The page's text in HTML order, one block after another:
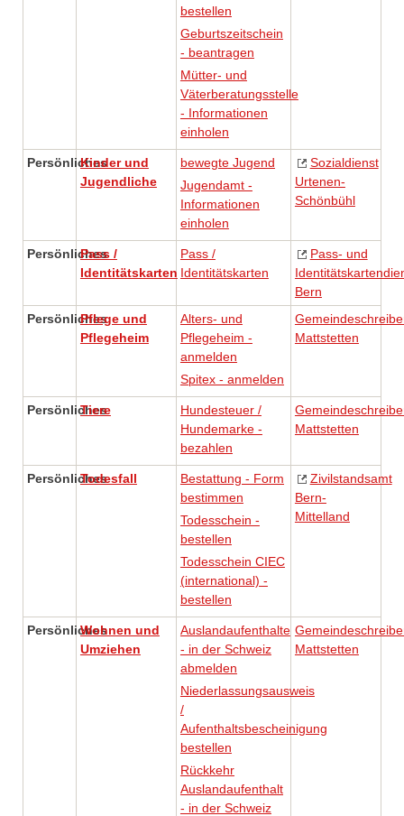
bestellen
Geburtszeitschein
- beantragen
Mütter- und
Väterberatungsstelle
- Informationen
einholen
PersönlichesKinder und
Jugendliche
bewegte Jugend
Jugendamt -
Informationen
einholen
Sozialdienst
Urtenen-
Schönbühl
Persönliches
Pass /
Identitätskarten
Pass /
Identitätskarten
Pass- und
Bern
PersönlichesPflege und
Pflegeheim
Alters- und
Pflegeheim -
anmelden
Spitex - anmelden
Mattstetten
Persönliches
Tiere
Hundesteuer /
Hundemarke -
bezahlen
Mattstetten
PersönlichesTodesfall
Bestattung - Form
bestimmen
Todesschein -
bestellen
Todesschein CIEC
(international) -
bestellen
Zivilstandsamt
Bern-
Mittelland
PersönlichesWohnen und
Umziehen
Auslandaufenthalte
- in der Schweiz
abmelden
Niederlassungsausweis
/
Aufenthaltsbescheinigung
bestellen
Rückkehr
Auslandaufenthalt
- in der Schweiz
Mattstetten